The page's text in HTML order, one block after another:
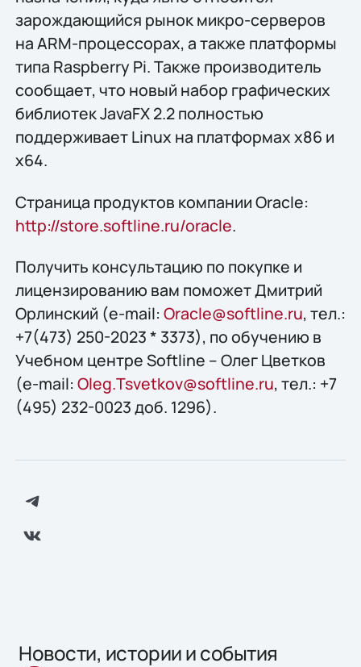
зарождающийся рынок микро-серверов
на ARM-процессорах, а также платформы
типа Raspberry Pi. Также производитель
сообщает, что новый набор графических
библиотек JavaFX 2.2 полностью
поддерживает Linux на платформах x86 и
x64.
Страница продуктов компании Oracle:
http://store.softline.ru/oracle.
Получить консультацию по покупке и
лицензированию вам поможет Дмитрий
Орлинский (e-mail: Oracle@softline.ru, тел.:
+7(473) 250-2023 * 3373), по обучению в
Учебном центре Softline – Олег Цветков
(e-mail: Oleg.Tsvetkov@softline.ru, тел.: +7
(495) 232-0023 доб. 1296).
Новости, истории и события